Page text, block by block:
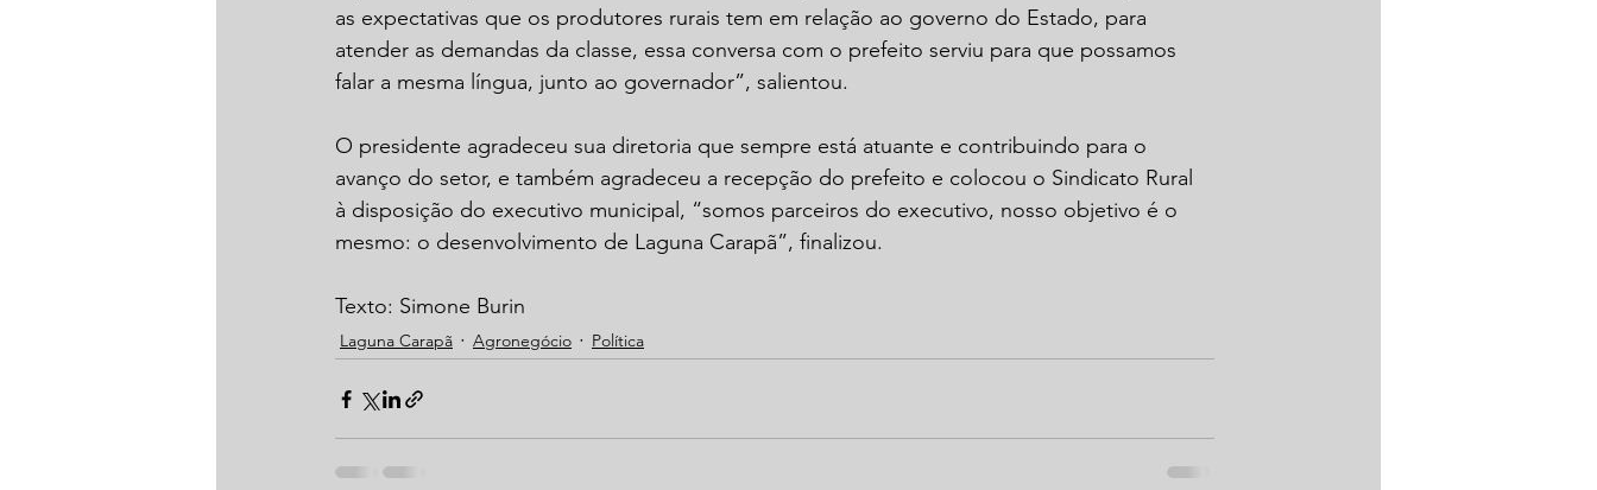
as expectativas que os produtores rurais tem em relação ao governo do Estado, para
atender as demandas da classe, essa conversa com o prefeito serviu para que possamos
falar a mesma língua, junto ao governador”, salientou.
O presidente agradeceu sua diretoria que sempre está atuante e contribuindo para o
avanço do setor, e também agradeceu a recepção do prefeito e colocou o Sindicato Rural
à disposição do executivo municipal, “somos parceiros do executivo, nosso objetivo é o
mesmo: o desenvolvimento de Laguna Carapã”, finalizou.
Texto: Simone Burin
Laguna Carapã Agronegócio Política